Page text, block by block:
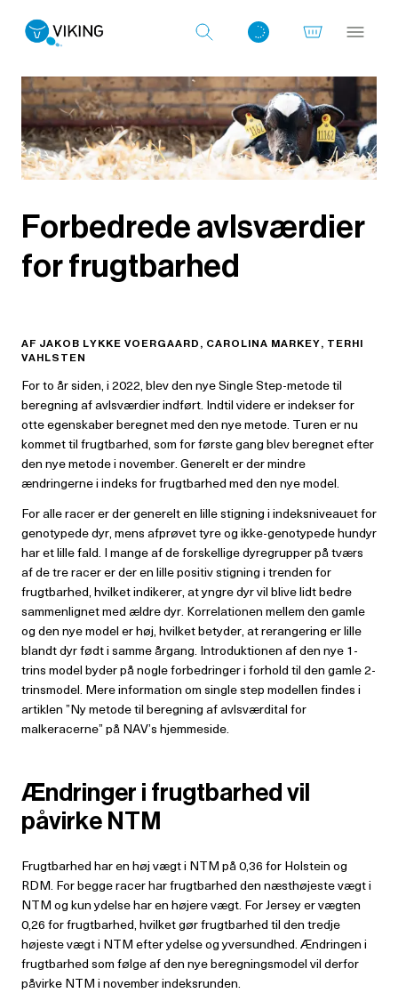
Log ind med det samme
Forbedrede avlsværdier
for frugtbarhed
AF JAKOB LYKKE VOERGAARD, CAROLINA MARKEY, TERHI
VAHLSTEN
For to år siden, i 2022, blev den nye Single Step-metode til
beregning af avlsværdier indført. Indtil videre er indekser for
otte egenskaber beregnet med den nye metode. Turen er nu
kommet til frugtbarhed, som for første gang blev beregnet efter
den nye metode i november. Generelt er der mindre
ændringerne i indeks for frugtbarhed med den nye model.
For alle racer er der generelt en lille stigning i indeksniveauet for
genotypede dyr, mens afprøvet tyre og ikke-genotypede hundyr
har et lille fald. I mange af de forskellige dyregrupper på tværs
af de tre racer er der en lille positiv stigning i trenden for
frugtbarhed, hvilket indikerer, at yngre dyr vil blive lidt bedre
sammenlignet med ældre dyr. Korrelationen mellem den gamle
og den nye model er høj, hvilket betyder, at rerangering er lille
blandt dyr født i samme årgang. Introduktionen af den nye 1-
trins model byder på nogle forbedringer i forhold til den gamle 2-
trinsmodel. Mere information om single step modellen findes i
artiklen ”Ny metode til beregning af avlsværdital for
malkeracerne” på NAV’s hjemmeside.
Ændringer i frugtbarhed vil
påvirke NTM
Frugtbarhed har en høj vægt i NTM på 0,36 for Holstein og
RDM. For begge racer har frugtbarhed den næsthøjeste vægt i
NTM og kun ydelse har en højere vægt. For Jersey er vægten
0,26 for frugtbarhed, hvilket gør frugtbarhed til den tredje
højeste vægt i NTM efter ydelse og yversundhed. Ændringen i
frugtbarhed som følge af den nye beregningsmodel vil derfor
påvirke NTM i november indeksrunden.